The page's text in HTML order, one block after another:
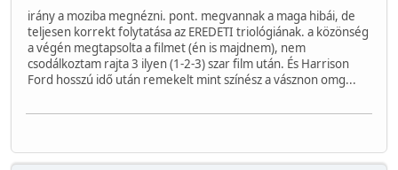
irány a moziba megnézni. pont. megvannak a maga hibái, de
teljesen korrekt folytatása az EREDETI triológiának. a közönség
a végén megtapsolta a filmet (én is majdnem), nem
csodálkoztam rajta 3 ilyen (1-2-3) szar film után. És Harrison
Ford hosszú idő után remekelt mint színész a vásznon omg...